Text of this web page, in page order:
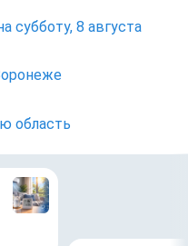
субботу, 8 августа
область